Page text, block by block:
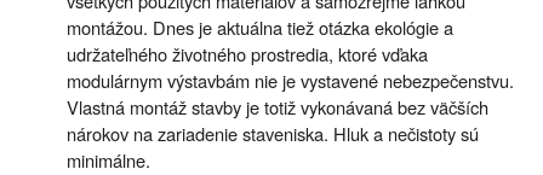
montážou. Dnes je aktuálna tiež otázka ekológie a
udržateľného životného prostredia, ktoré vďaka
modulárnym výstavbám nie je vystavené nebezpečenstvu.
Vlastná montáž stavby je totiž vykonávaná bez väčších
nárokov na zariadenie staveniska. Hluk a nečistoty sú
minimálne.